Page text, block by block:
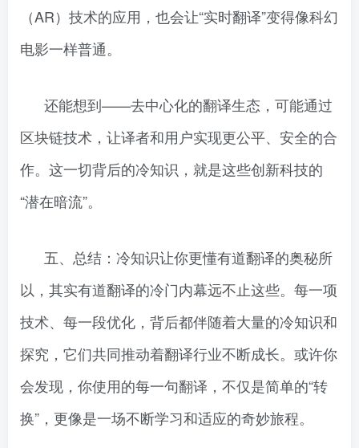
（AR）技术的应用，也会让“实时翻译”变得像科幻
电影一样普通。
还能想到——去中心化的翻译生态，可能通过
区块链技术，让译者和用户实现更公平、安全的合
作。这一切背后的冷知识，就是这些创新科技的
“潜在暗流”。
五、总结：冷知识让你更懂有道翻译的奥秘所
以，其实有道翻译的冷门内幕远不止这些。每一项
技术、每一段优化，背后都伴随着大量的冷知识和
探究，它们共同推动着翻译行业不断成长。或许你
会发现，你使用的每一句翻译，不仅是简单的“转
换”，更像是一场不断学习和适应的奇妙旅程。